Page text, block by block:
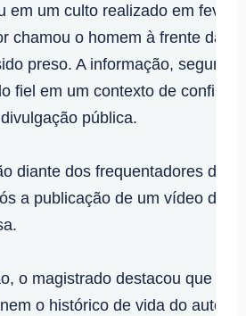
em um culto realizado em
chamou o homem à frente da
preso. A informação,
fiel em um contexto de
pública.
diante dos frequentadores do
a publicação de um vídeo da
o magistrado destacou que a
o histórico de vida do autor,